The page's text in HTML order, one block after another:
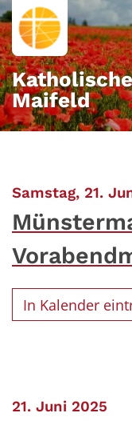
Zum Inhalt springen
Maifeld
Samstag, 21.
In Kalender
21. Juni 2025